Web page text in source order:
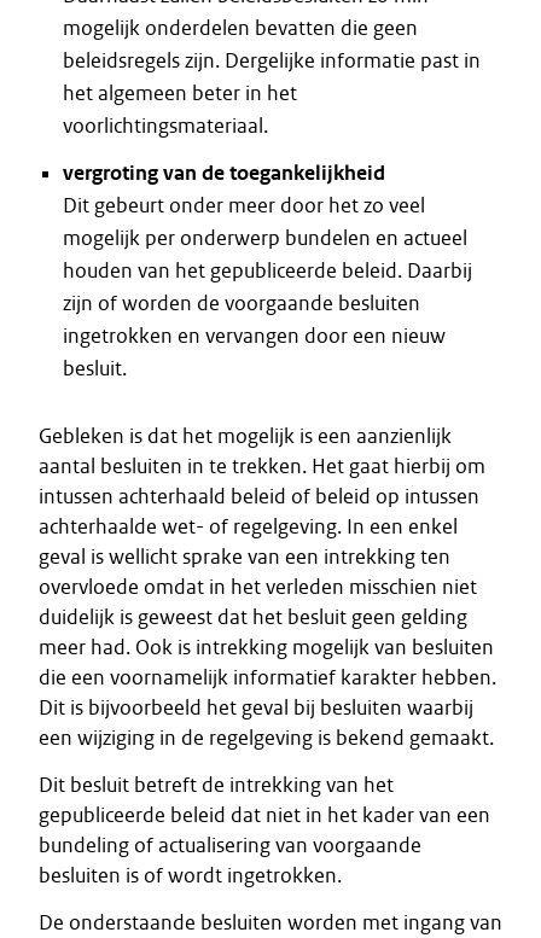
mogelijk onderdelen bevatten die geen
beleidsregels zijn. Dergelijke informatie past in
het algemeen beter in het
voorlichtingsmateriaal.
vergroting van de toegankelijkheid
Dit gebeurt onder meer door het zo veel
mogelijk per onderwerp bundelen en actueel
houden van het gepubliceerde beleid. Daarbij
zijn of worden de voorgaande besluiten
ingetrokken en vervangen door een nieuw
besluit.
Gebleken is dat het mogelijk is een aanzienlijk
aantal besluiten in te trekken. Het gaat hierbij om
intussen achterhaald beleid of beleid op intussen
achterhaalde wet- of regelgeving. In een enkel
geval is wellicht sprake van een intrekking ten
overvloede omdat in het verleden misschien niet
duidelijk is geweest dat het besluit geen gelding
meer had. Ook is intrekking mogelijk van besluiten
die een voornamelijk informatief karakter hebben.
Dit is bijvoorbeeld het geval bij besluiten waarbij
een wijziging in de regelgeving is bekend gemaakt.
Dit besluit betreft de intrekking van het
gepubliceerde beleid dat niet in het kader van een
bundeling of actualisering van voorgaande
besluiten is of wordt ingetrokken.
De onderstaande besluiten worden met ingang van